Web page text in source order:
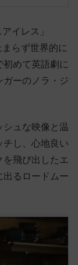
イレス」
らず世界的に
初めて英語劇に
ガーのノラ・ジ
ュな映像と温
チし、心地良い
飛び出したエ
出るロードムー